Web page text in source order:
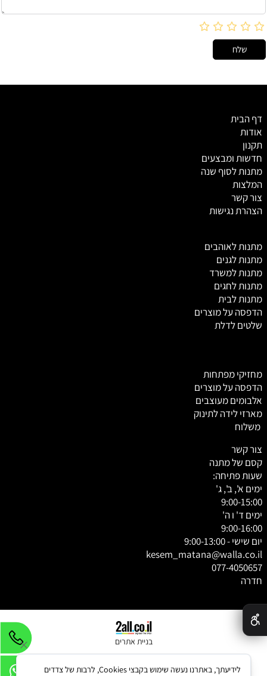
דף הבית
אודות
תקנון
חדשות ומבצעים
מתנות לסוף שנה
המלצות
צור קשר
הצהרת נגישות
מתנות לאוהבים
מתנות לגנים
מתנות למשרד
מתנות לחגים
מתנות לבית
הדפסה על מוצרים
שלטים לדלת
מחזיקי מפתחות
הדפסה על מוצרים
אלבומים מעוצבים
מארזי לידה לתינוק
משלוח
צור קשר
קסם של מתנה
שעות פתיחה:
ימים א', ב', ג'
9:00-15:00
ימים ד' ו ה'
9:00-16:00
יום שישי - 9:00-13:00
kesem_matana@walla.co.il
077-4050657
חדרה
בניית אתרים
לידיעתך, באתרנו נעשה שימוש בקבצי Cookies, לרבות של צדדים